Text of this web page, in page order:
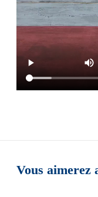
Vous aimerez